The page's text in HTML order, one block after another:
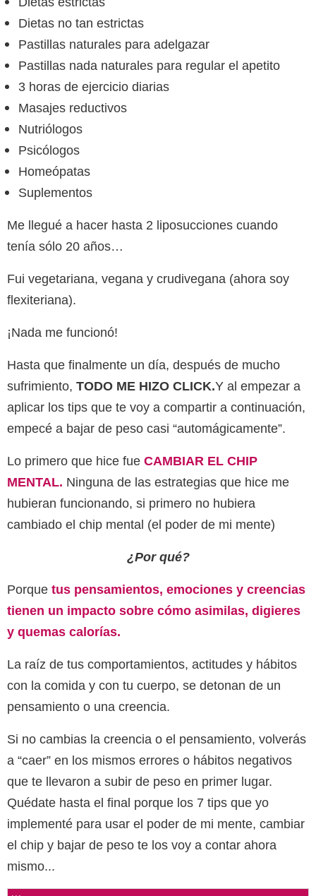
Dietas no tan estrictas
Pastillas naturales para adelgazar
Pastillas nada naturales para regular el apetito
3 horas de ejercicio diarias
Masajes reductivos
Nutriólogos
Psicólogos
Homeópatas
Suplementos
Me llegué a hacer hasta 2 liposucciones cuando
tenía sólo 20 años…
Fui vegetariana, vegana y crudivegana (ahora soy
flexiteriana).
¡Nada me funcionó!
Hasta que finalmente un día, después de mucho
sufrimiento, TODO ME HIZO CLICK.Y al empezar a
aplicar los tips que te voy a compartir a continuación,
empecé a bajar de peso casi “automágicamente”.
Lo primero que hice fue CAMBIAR EL CHIP
MENTAL. Ninguna de las estrategias que hice me
hubieran funcionando, si primero no hubiera
cambiado el chip mental (el poder de mi mente)
¿Por qué?
Porque tus pensamientos, emociones y creencias
tienen un impacto sobre cómo asimilas, digieres
y quemas calorías.
La raíz de tus comportamientos, actitudes y hábitos
con la comida y con tu cuerpo, se detonan de un
pensamiento o una creencia.
Si no cambias la creencia o el pensamiento, volverás
a “caer” en los mismos errores o hábitos negativos
que te llevaron a subir de peso en primer lugar.
Quédate hasta el final porque los 7 tips que yo
implementé para usar el poder de mi mente, cambiar
el chip y bajar de peso te los voy a contar ahora
mismo...